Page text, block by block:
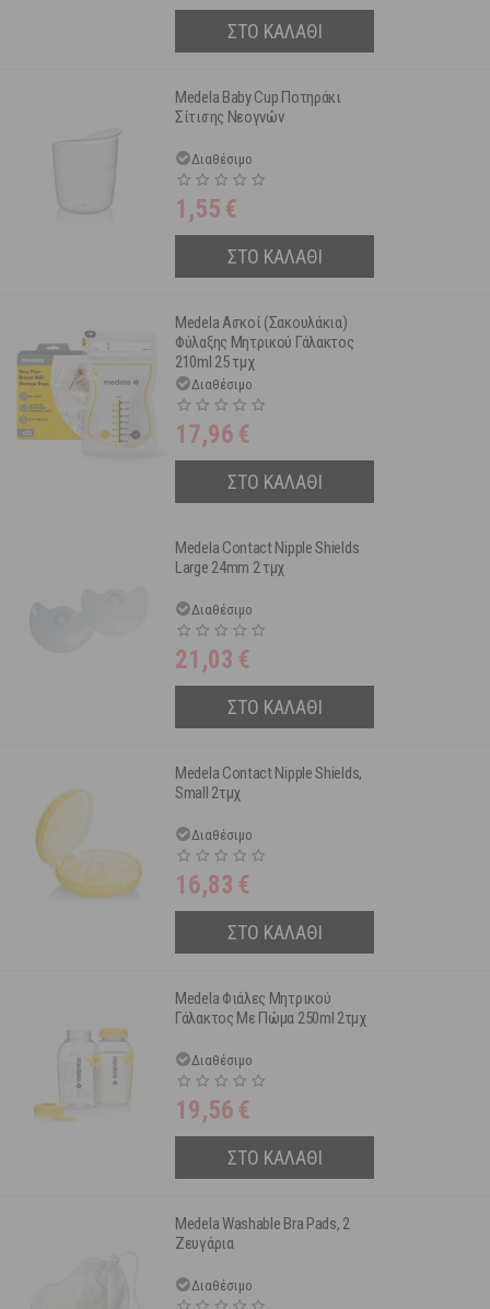
ΣΤΟ ΚΑΛΑΘΙ
Medela Baby Cup Ποτηράκι
Σίτισης Νεογνών
Διαθέσιμο
1,55 €
ΣΤΟ ΚΑΛΑΘΙ
Μedela Ασκοί (Σακουλάκια)
Φύλαξης Μητρικού Γάλακτος
210ml 25 τμχ
Διαθέσιμο
17,96 €
ΣΤΟ ΚΑΛΑΘΙ
Medela Contact Nipple Shields
Large 24mm 2 τμχ
Διαθέσιμο
21,03 €
ΣΤΟ ΚΑΛΑΘΙ
Medela Contact Nipple Shields,
Small 2τμχ
Διαθέσιμο
16,83 €
ΣΤΟ ΚΑΛΑΘΙ
Medela Φιάλες Μητρικού
Γάλακτος Με Πώμα 250ml 2τμχ
Διαθέσιμο
19,56 €
ΣΤΟ ΚΑΛΑΘΙ
Medela Washable Bra Pads, 2
Ζευγάρια
Διαθέσιμο